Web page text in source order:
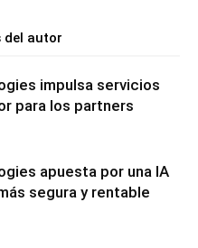
del autor
impulsa servicios
para los partners
apuesta por una IA
segura y rentable